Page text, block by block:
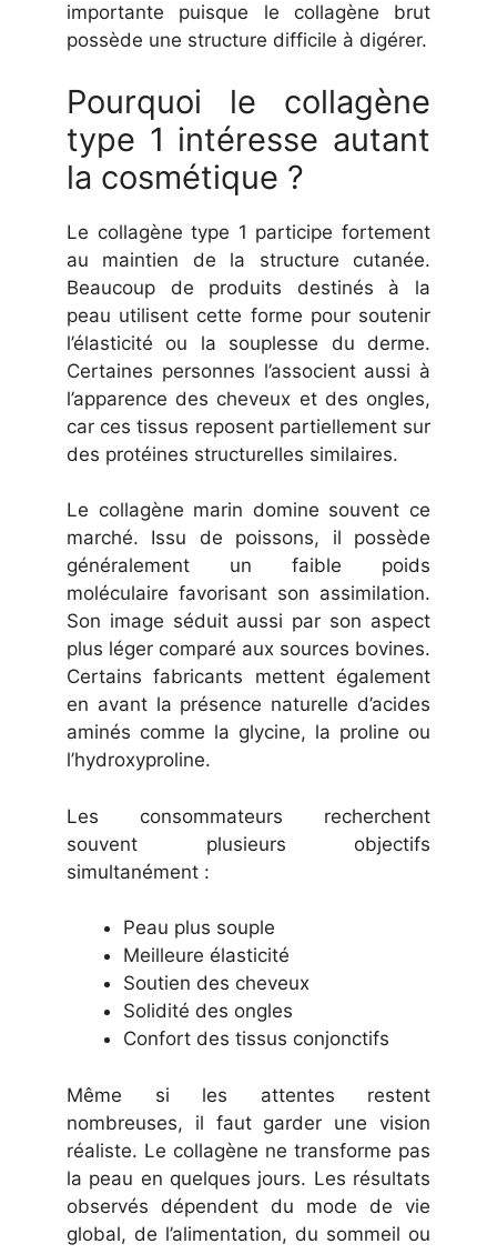
importante puisque le collagène brut
possède une structure difficile à digérer.
Pourquoi le collagène
type 1 intéresse autant
la cosmétique ?
Le collagène type 1 participe fortement
au maintien de la structure cutanée.
Beaucoup de produits destinés à la
peau utilisent cette forme pour soutenir
l’élasticité ou la souplesse du derme.
Certaines personnes l’associent aussi à
l’apparence des cheveux et des ongles,
car ces tissus reposent partiellement sur
des protéines structurelles similaires.
Le collagène marin domine souvent ce
marché. Issu de poissons, il possède
généralement un faible poids
moléculaire favorisant son assimilation.
Son image séduit aussi par son aspect
plus léger comparé aux sources bovines.
Certains fabricants mettent également
en avant la présence naturelle d’acides
aminés comme la glycine, la proline ou
l’hydroxyproline.
Les consommateurs recherchent
souvent plusieurs objectifs
simultanément :
Peau plus souple
Meilleure élasticité
Soutien des cheveux
Solidité des ongles
Confort des tissus conjonctifs
Même si les attentes restent
nombreuses, il faut garder une vision
réaliste. Le collagène ne transforme pas
la peau en quelques jours. Les résultats
observés dépendent du mode de vie
global, de l’alimentation, du sommeil ou